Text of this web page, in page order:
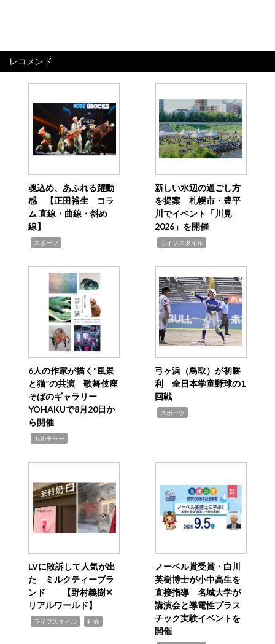
レコメンド
魂込め、あふれる躍動
感 【正田裕生 コラ
ム 直線・曲線・斜め
線】
スポーツ
新しい水辺の過ごし方
を提案 札幌市・豊平
川でイベント「川見
2026」を開催
ライフスタイル
6人の作家が描く“風景
と猫”の共演 歌舞伎座
そばのギャラリー
YOHAKUで8月20日か
ら開催
カルチャー
弓ヶ浜（鳥取）が初勝
利 全日本学童野球の1
回戦
スポーツ
LVに敗訴して人気が出
た ミルクティーブラ
ンド 【野村義樹✕
リアルワールド】
ライフスタイル 社会
ノーベル賞受賞・白川
英樹博士が小中高生を
直接指導 名城大学が
講演会と導電性プラス
チック実験イベントを
開催